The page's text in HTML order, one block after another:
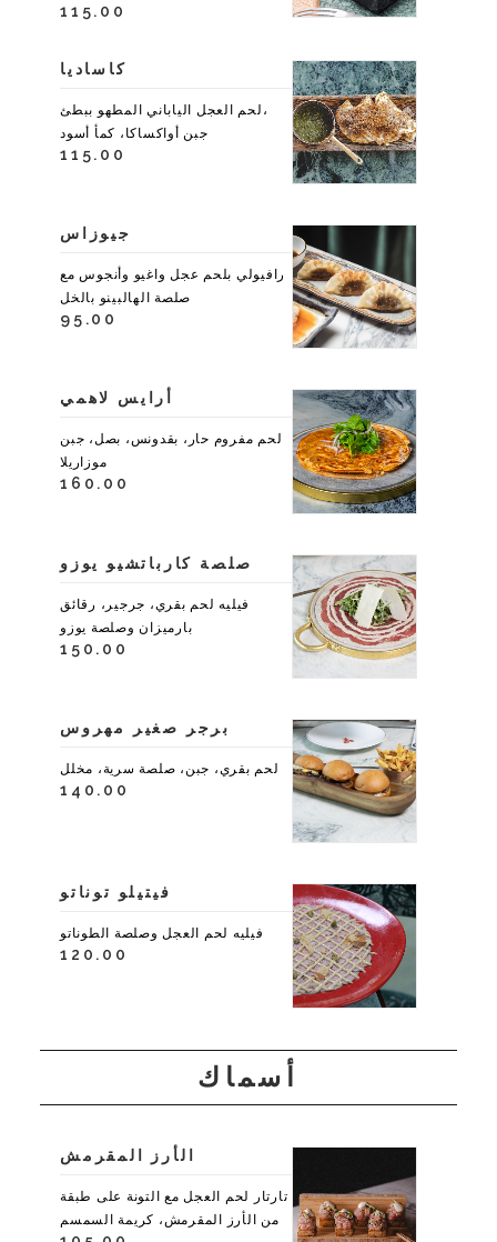
115.00
كاساديا
،لحم العجل الياباني المطهو ببطئ
جبن أواكساكا، كمأ أسود
115.00
جيوزاس
رافيولي بلحم عجل واغيو وأنجوس مع
صلصة الهالبينو بالخل
95.00
أرايس لاهمي
لحم مفروم حار، بقدونس، بصل، جبن
موزاريلا
160.00
صلصة كارباتشيو يوزو
فيليه لحم بقري، جرجير، رقائق
بارميزان وصلصة يوزو
150.00
برجر صغير مهروس
لحم بقري، جبن، صلصة سرية، مخلل
140.00
فيتيلو توناتو
فيليه لحم العجل وصلصة الطوناتو
120.00
أسماك
الأرز المقرمش
تارتار لحم العجل مع التونة على طبقة
من الأرز المقرمش، كريمة السمسم